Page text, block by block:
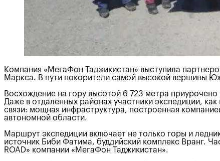
Компания «МегаФон Таджикистан» выступила
Маркса. В пути покорители самой высокой вершины
Восхождение на гору высотой 6 723 метра
Даже в отдаленных районах участники экспедиции,
связи: мощная инфраструктура, построенная
автономной области.
Маршрут экспедиции включает не только горы и
источник Биби Фатима, буддийский комплекс Вранг.
ROAD» компании «МегаФон Таджикистан».